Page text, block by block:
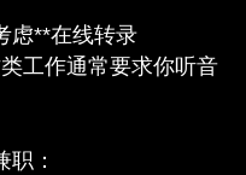
虑**在线转录
工作通常要求你听音
：